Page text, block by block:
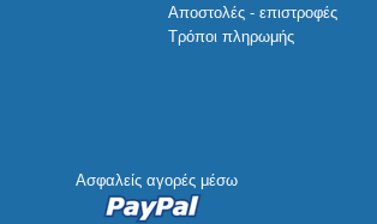
Αποστολές - επιστροφές
Τρόποι πληρωμής
Ασφαλείς αγορές μέσω